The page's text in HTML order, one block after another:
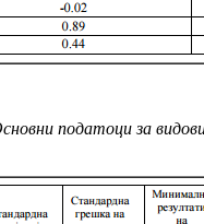
податоци за